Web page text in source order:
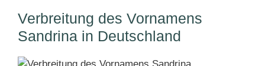
Verbreitung des Vornamens
Sandrina in Deutschland